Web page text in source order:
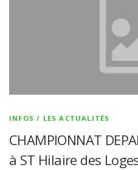
INFOS / LES ACTUALITÉS
CHAMPIONNAT
à ST Hilaire des